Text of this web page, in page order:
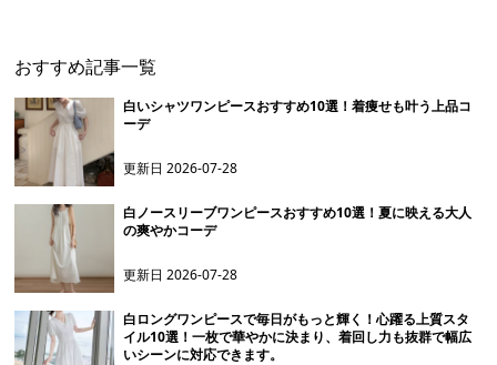
おすすめ記事一覧
白いシャツワンピースおすすめ10選！着痩せも叶う上品コ
ーデ
更新日2026-07-28
白ノースリーブワンピースおすすめ10選！夏に映える大人
の爽やかコーデ
更新日2026-07-28
白ロングワンピースで毎日がもっと輝く！心躍る上質スタ
イル10選！一枚で華やかに決まり、着回し力も抜群で幅広
いシーンに対応できます。